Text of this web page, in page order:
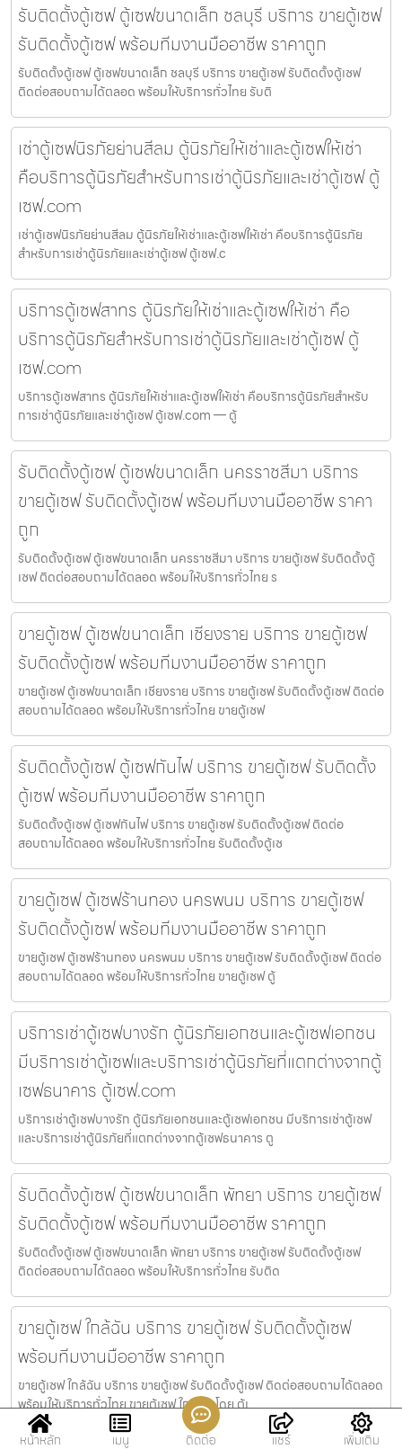
รับติดตั้งตู้เซฟ ตู้เซฟขนาดเล็ก ชลบุรี บริการ ขายตู้เซฟ
รับติดตั้งตู้เซฟ พร้อมทีมงานมืออาชีพ ราคาถูก
รับติดตั้งตู้เซฟ ตู้เซฟขนาดเล็ก ชลบุรี บริการ ขายตู้เซฟ รับติดตั้งตู้เซฟ
ติดต่อสอบถามได้ตลอด พร้อมให้บริการทั่วไทย รับติ
เช่าตู้เซฟนิรภัยย่านสีลม ตู้นิรภัยให้เช่าและตู้เซฟให้เช่า
คือบริการตู้นิรภัยสำหรับการเช่าตู้นิรภัยและเช่าตู้เซฟ ตู้
เซฟ.com
เช่าตู้เซฟนิรภัยย่านสีลม ตู้นิรภัยให้เช่าและตู้เซฟให้เช่า คือบริการตู้นิรภัย
สำหรับการเช่าตู้นิรภัยและเช่าตู้เซฟ ตู้เซฟ.c
บริการตู้เซฟสาทร ตู้นิรภัยให้เช่าและตู้เซฟให้เช่า คือ
บริการตู้นิรภัยสำหรับการเช่าตู้นิรภัยและเช่าตู้เซฟ ตู้
เซฟ.com
บริการตู้เซฟสาทร ตู้นิรภัยให้เช่าและตู้เซฟให้เช่า คือบริการตู้นิรภัยสำหรับ
การเช่าตู้นิรภัยและเช่าตู้เซฟ ตู้เซฟ.com — ตู้
รับติดตั้งตู้เซฟ ตู้เซฟขนาดเล็ก นครราชสีมา บริการ
ขายตู้เซฟ รับติดตั้งตู้เซฟ พร้อมทีมงานมืออาชีพ ราคา
ถูก
รับติดตั้งตู้เซฟ ตู้เซฟขนาดเล็ก นครราชสีมา บริการ ขายตู้เซฟ รับติดตั้งตู้
เซฟ ติดต่อสอบถามได้ตลอด พร้อมให้บริการทั่วไทย ร
ขายตู้เซฟ ตู้เซฟขนาดเล็ก เชียงราย บริการ ขายตู้เซฟ
รับติดตั้งตู้เซฟ พร้อมทีมงานมืออาชีพ ราคาถูก
ขายตู้เซฟ ตู้เซฟขนาดเล็ก เชียงราย บริการ ขายตู้เซฟ รับติดตั้งตู้เซฟ ติดต่อ
สอบถามได้ตลอด พร้อมให้บริการทั่วไทย ขายตู้เซฟ
รับติดตั้งตู้เซฟ ตู้เซฟกันไฟ บริการ ขายตู้เซฟ รับติดตั้ง
ตู้เซฟ พร้อมทีมงานมืออาชีพ ราคาถูก
รับติดตั้งตู้เซฟ ตู้เซฟกันไฟ บริการ ขายตู้เซฟ รับติดตั้งตู้เซฟ ติดต่อ
สอบถามได้ตลอด พร้อมให้บริการทั่วไทย รับติดตั้งตู้เซ
ขายตู้เซฟ ตู้เซฟร้านทอง นครพนม บริการ ขายตู้เซฟ
รับติดตั้งตู้เซฟ พร้อมทีมงานมืออาชีพ ราคาถูก
ขายตู้เซฟ ตู้เซฟร้านทอง นครพนม บริการ ขายตู้เซฟ รับติดตั้งตู้เซฟ ติดต่อ
สอบถามได้ตลอด พร้อมให้บริการทั่วไทย ขายตู้เซฟ ตู้
บริการเช่าตู้เซฟบางรัก ตู้นิรภัยเอกชนและตู้เซฟเอกชน
มีบริการเช่าตู้เซฟและบริการเช่าตู้นิรภัยที่แตกต่างจากตู้
เซฟธนาคาร ตู้เซฟ.com
บริการเช่าตู้เซฟบางรัก ตู้นิรภัยเอกชนและตู้เซฟเอกชน มีบริการเช่าตู้เซฟ
และบริการเช่าตู้นิรภัยที่แตกต่างจากตู้เซฟธนาคาร ตู
รับติดตั้งตู้เซฟ ตู้เซฟขนาดเล็ก พัทยา บริการ ขายตู้เซฟ
รับติดตั้งตู้เซฟ พร้อมทีมงานมืออาชีพ ราคาถูก
รับติดตั้งตู้เซฟ ตู้เซฟขนาดเล็ก พัทยา บริการ ขายตู้เซฟ รับติดตั้งตู้เซฟ
ติดต่อสอบถามได้ตลอด พร้อมให้บริการทั่วไทย รับติด
ขายตู้เซฟ ใกล้ฉัน บริการ ขายตู้เซฟ รับติดตั้งตู้เซฟ
พร้อมทีมงานมืออาชีพ ราคาถูก
ขายตู้เซฟ ใกล้ฉัน บริการ ขายตู้เซฟ รับติดตั้งตู้เซฟ ติดต่อสอบถามได้ตลอด
พร้อมให้บริการทั่วไทย ขายตู้เซฟ ใกล้ฉัน โดย ตู้เ
หน้าหลัก เมนู ติดต่อ แชร์ เพิ่มเติม